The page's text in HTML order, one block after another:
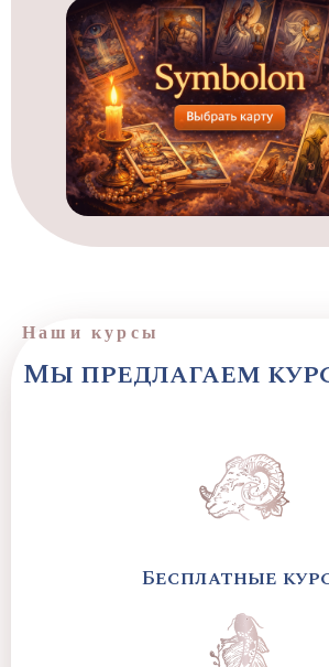
Наши курсы
Мы предлагаем
Бесплатные